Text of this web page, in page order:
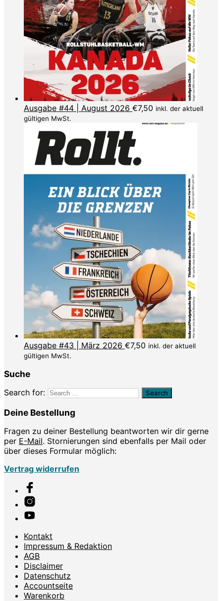
Ausgabe #44 | August 2026 €7,50 inkl. der aktuell
gültigen MwSt.
Ausgabe #43 | März 2026 €7,50 inkl. der aktuell
gültigen MwSt.
Suche
Search for:
Deine Bestellung
Fragen zu deiner Bestellung beantworten wir dir gerne
per E-Mail. Stornierungen sind ebenfalls per Mail oder
über dieses Formular möglich:
Vertrag widerrufen
Kontakt
Impressum & Redaktion
AGB
Disclaimer
Datenschutz
Accountseite
Warenkorb